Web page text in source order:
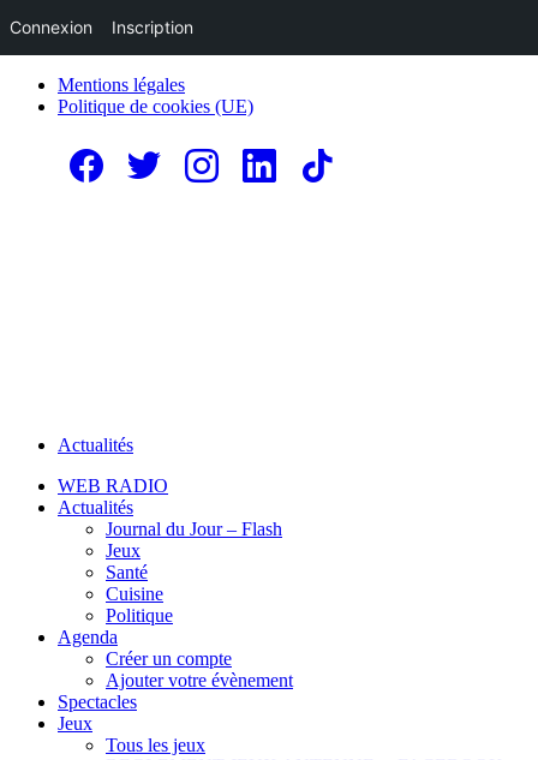
Mentions légales
Politique de cookies (UE)
Actualités
WEB RADIO
Actualités
Journal du Jour – Flash
Jeux
Santé
Cuisine
Politique
Agenda
Créer un compte
Ajouter votre évènement
Spectacles
Jeux
Tous les jeux
Connexion Inscription